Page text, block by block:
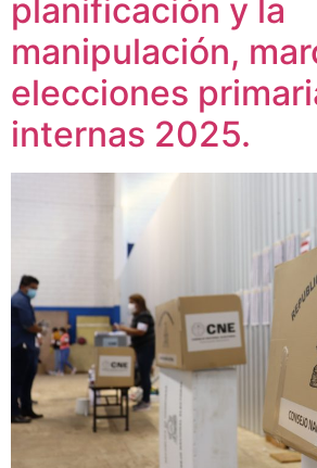
planificación y la
manipulación,
elecciones
internas 2025.